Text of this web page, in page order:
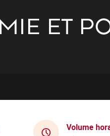
ET
Volume